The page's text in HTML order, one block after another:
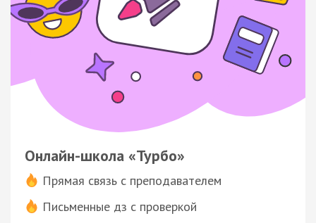
Онлайн-школа «Турбо»
Прямая связь с преподавателем
Письменные дз с проверкой